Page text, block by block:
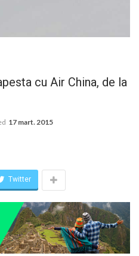
cu Air China, de la
17 mart. 2015
Twitter